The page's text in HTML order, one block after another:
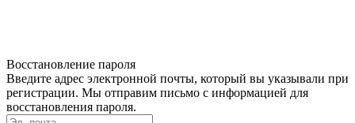
Восстановление пароля
Введите адрес электронной почты, который вы указывали при
регистрации. Мы отправим письмо с информацией для
восстановления пароля.